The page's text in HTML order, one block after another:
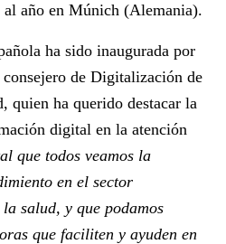
al año en Múnich (Alemania).
ha sido inaugurada por
consejero de Digitalización de
quien ha querido destacar la
digital en la atención
que todos veamos la
en el sector
salud, y que podamos
que faciliten y ayuden en